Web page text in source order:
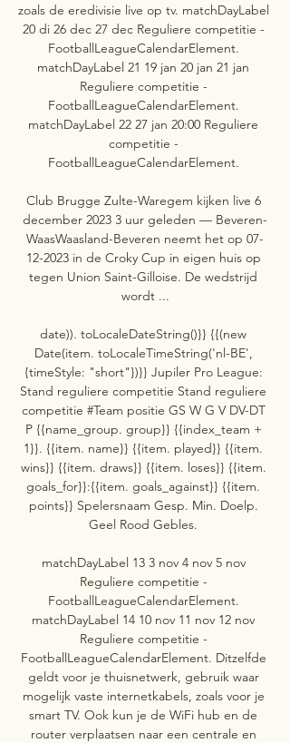
zoals de eredivisie live op tv. matchDayLabel
20 di 26 dec 27 dec Reguliere competitie -
FootballLeagueCalendarElement.
matchDayLabel 21 19 jan 20 jan 21 jan
Reguliere competitie -
FootballLeagueCalendarElement.
matchDayLabel 22 27 jan 20:00 Reguliere
competitie -
FootballLeagueCalendarElement.
Club Brugge Zulte-Waregem kijken live 6
december 2023 3 uur geleden — Beveren-
WaasWaasland-Beveren neemt het op 07-
12-2023 in de Croky Cup in eigen huis op
tegen Union Saint-Gilloise. De wedstrijd
wordt ...
date)). toLocaleDateString()}} {{(new
Date(item. toLocaleTimeString('nl-BE',
{timeStyle: "short"})}} Jupiler Pro League:
Stand reguliere competitie Stand reguliere
competitie #Team positie GS W G V DV-DT
P {{name_group. group}} {{index_team +
1}}. {{item. name}} {{item. played}} {{item.
wins}} {{item. draws}} {{item. loses}} {{item.
goals_for}}:{{item. goals_against}} {{item.
points}} Spelersnaam Gesp. Min. Doelp.
Geel Rood Gebles.
matchDayLabel 13 3 nov 4 nov 5 nov
Reguliere competitie -
FootballLeagueCalendarElement.
matchDayLabel 14 10 nov 11 nov 12 nov
Reguliere competitie -
FootballLeagueCalendarElement. Ditzelfde
geldt voor je thuisnetwerk, gebruik waar
mogelijk vaste internetkabels, zoals voor je
smart TV. Ook kun je de WiFi hub en de
router verplaatsen naar een centrale en